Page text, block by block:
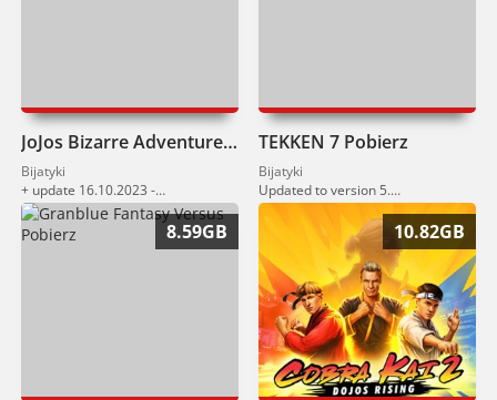
JoJos Bizarre Adventure All-Star Battle R Pobierz
Bijatyki
+ update 16.10.2023 - 09.02.2024
TEKKEN 7 Pobierz
Bijatyki
Updated to version 5.10 (07.03.2023)
8.59GB 10.82GB